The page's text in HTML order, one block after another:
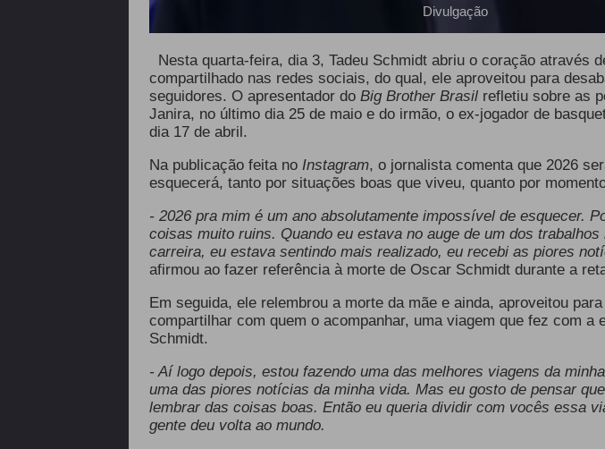
Divulgação
Nesta quarta-feira, dia 3, Tadeu Schmidt abriu o coração através
compartilhado nas redes sociais, do qual, ele aproveitou para
seguidores. O apresentador do Big Brother Brasil refletiu sobre as
Janira, no último dia 25 de maio e do irmão, o ex-jogador de
dia 17 de abril.
Na publicação feita no Instagram, o jornalista comenta que 2026
esquecerá, tanto por situações boas que viveu, quanto por
- 2026 pra mim é um ano absolutamente impossível de esquecer.
coisas muito ruins. Quando eu estava no auge de um dos
carreira, eu estava sentindo mais realizado, eu recebi as piores
afirmou ao fazer referência à morte de Oscar Schmidt durante a
Em seguida, ele relembrou a morte da mãe e ainda, aproveitou
compartilhar com quem o acompanhar, uma viagem que fez com a
Schmidt.
- Aí logo depois, estou fazendo uma das melhores viagens da
uma das piores notícias da minha vida. Mas eu gosto de pensar
lembrar das coisas boas. Então eu queria dividir com vocês essa
gente deu volta ao mundo.